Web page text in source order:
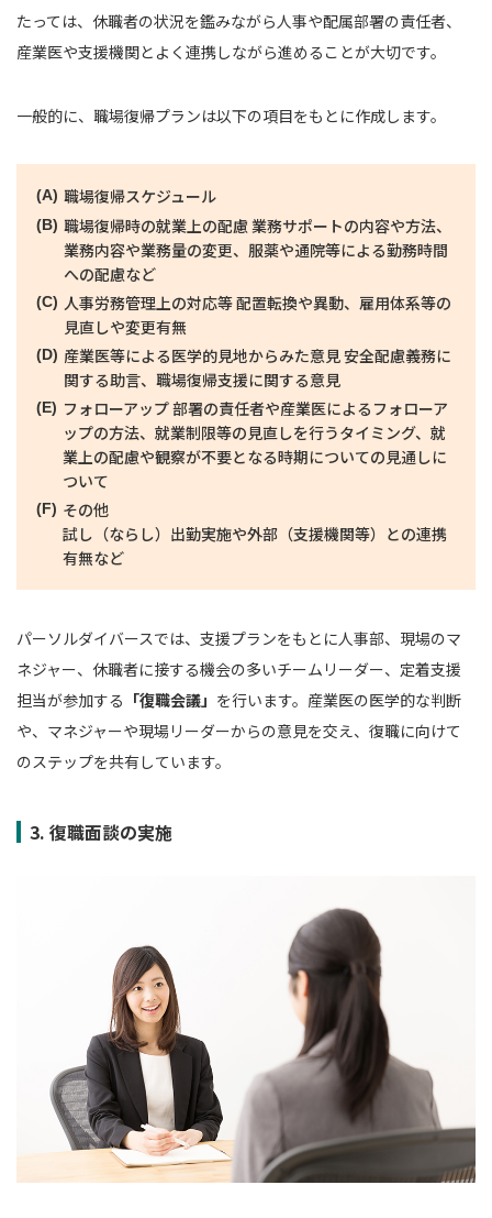
たっては、休職者の状況を鑑みながら人事や配属部署の責任者、
産業医や支援機関とよく連携しながら進めることが大切です。
一般的に、職場復帰プランは以下の項目をもとに作成します。
職場復帰スケジュール
職場復帰時の就業上の配慮 業務サポートの内容や方法、
業務内容や業務量の変更、服薬や通院等による勤務時間
への配慮など
人事労務管理上の対応等 配置転換や異動、雇用体系等の
見直しや変更有無
産業医等による医学的見地からみた意見 安全配慮義務に
関する助言、職場復帰支援に関する意見
フォローアップ 部署の責任者や産業医によるフォローア
ップの方法、就業制限等の見直しを行うタイミング、就
業上の配慮や観察が不要となる時期についての見通しに
ついて
その他
試し（ならし）出勤実施や外部（支援機関等）との連携
有無など
パーソルダイバースでは、支援プランをもとに人事部、現場のマ
ネジャー、休職者に接する機会の多いチームリーダー、定着支援
担当が参加する 「復職会議」 を行います。産業医の医学的な判断
や、マネジャーや現場リーダーからの意見を交え、復職に向けて
のステップを共有しています。
3. 復職面談の実施